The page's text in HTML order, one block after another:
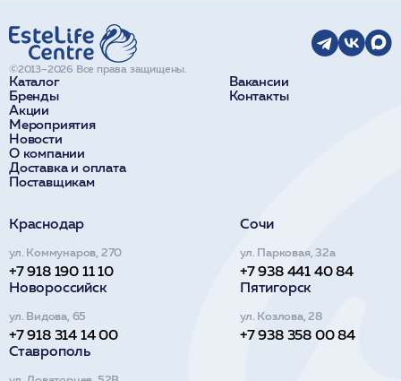
Каталог
Бренды
Акции
Мероприятия
Новости
О компании
Доставка и оплата
Поставщикам
Вакансии
Контакты
©2013–2026 Все права защищены.
Краснодар
ул. Коммунаров, 270
+7 918 190 11 10
Сочи
ул. Парковая, 32а
+7 938 441 40 84
Новороссийск
ул. Видова, 65
+7 918 314 14 00
Пятигорск
ул. Козлова, 28
+7 938 358 00 84
Ставрополь